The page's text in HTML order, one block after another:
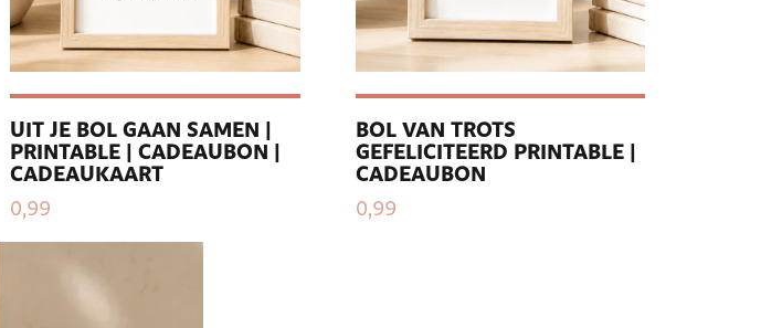
UIT JE BOL GAAN SAMEN |
PRINTABLE | CADEAUBON |
CADEAUKAART
0,99
BOL VAN TROTS
GEFELICITEERD PRINTABLE |
CADEAUBON
0,99